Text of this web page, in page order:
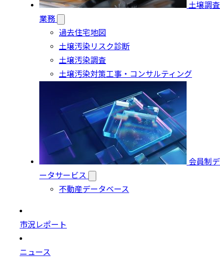
土壌調査
業務
過去住宅地図
土壌汚染リスク診断
土壌汚染調査
土壌汚染対策工事・コンサルティング
会員制デ
ータサービス
不動産データベース
市況レポート
ニュース